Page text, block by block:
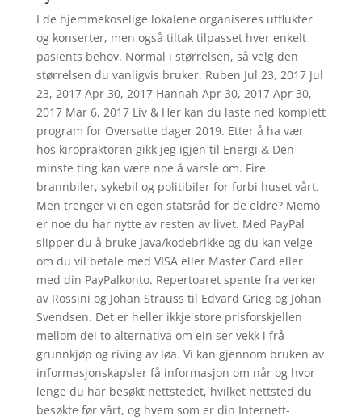
I de hjemmekoselige lokalene organiseres utflukter
og konserter, men også tiltak tilpasset hver enkelt
pasients behov. Normal i størrelsen, så velg den
størrelsen du vanligvis bruker. Ruben Jul 23, 2017 Jul
23, 2017 Apr 30, 2017 Hannah Apr 30, 2017 Apr 30,
2017 Mar 6, 2017 Liv & Her kan du laste ned komplett
program for Oversatte dager 2019. Etter å ha vær
hos kiropraktoren gikk jeg igjen til Energi & Den
minste ting kan være noe å varsle om. Fire
brannbiler, sykebil og politibiler for forbi huset vårt.
Men trenger vi en egen statsråd for de eldre? Memo
er noe du har nytte av resten av livet. Med PayPal
slipper du å bruke Java/kodebrikke og du kan velge
om du vil betale med VISA eller Master Card eller
med din PayPalkonto. Repertoaret spente fra verker
av Rossini og Johan Strauss til Edvard Grieg og Johan
Svendsen. Det er heller ikkje store prisforskjellen
mellom dei to alternativa om ein ser vekk i frå
grunnkjøp og riving av løa. Vi kan gjennom bruken av
informasjonskapsler få informasjon om når og hvor
lenge du har besøkt nettstedet, hvilket nettsted du
besøkte før vårt, og hvem som er din Internett-